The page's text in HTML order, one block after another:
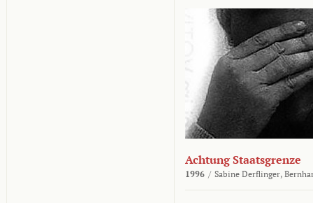
Achtung Staatsgrenze
1996 / Sabine Derflinger,